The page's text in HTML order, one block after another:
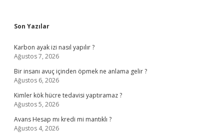
Sidebar
Son Yazılar
Karbon ayak izi nasıl yapılır ?
Ağustos 7, 2026
Bir insanı avuç içinden öpmek ne anlama gelir ?
Ağustos 6, 2026
Kimler kök hücre tedavisi yaptıramaz ?
Ağustos 5, 2026
Avans Hesap mı kredi mi mantıklı ?
Ağustos 4, 2026